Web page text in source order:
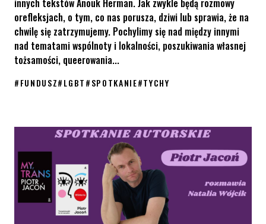
innych tekstów Anouk Herman. Jak zwykle będą rozmowy
orefleksjach, o tym, co nas porusza, dziwi lub sprawia, że na
chwilę się zatrzymujemy. Pochylimy się nad między innymi
nad tematami wspólnoty i lokalności, poszukiwania własnej
tożsamości, queerowania...
#FUNDUSZ#LGBT#SPOTKANIE#TYCHY